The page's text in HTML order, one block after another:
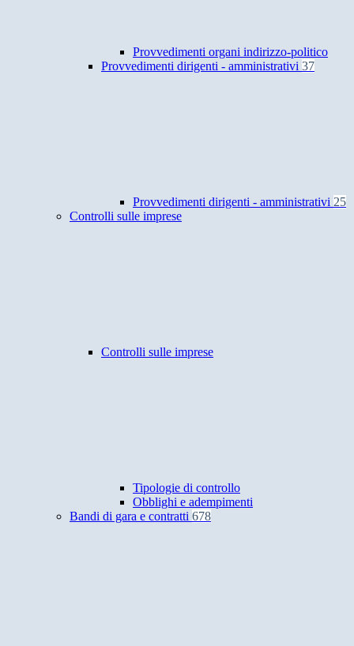
Provvedimenti organi indirizzo-politico
Provvedimenti dirigenti - amministrativi 37
Provvedimenti dirigenti - amministrativi 25
Controlli sulle imprese
Controlli sulle imprese
Tipologie di controllo
Obblighi e adempimenti
Bandi di gara e contratti 678